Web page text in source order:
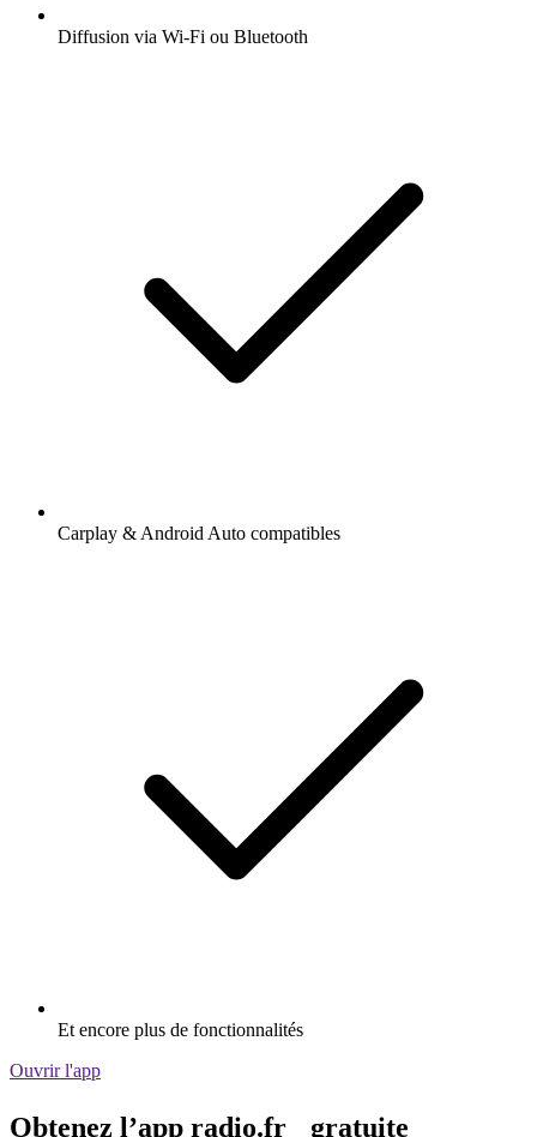
Diffusion via Wi-Fi ou Bluetooth
Carplay & Android Auto compatibles
Et encore plus de fonctionnalités
Ouvrir l'app
Obtenez l’app radio.fr gratuite